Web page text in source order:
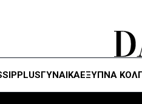
PLUSΓΥΝΑΙΚΑΈΞΥΠΝΑ